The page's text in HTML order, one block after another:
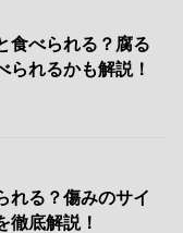
食べられる？腐る
られるかも解説！
れる？傷みのサイ
徹底解説！